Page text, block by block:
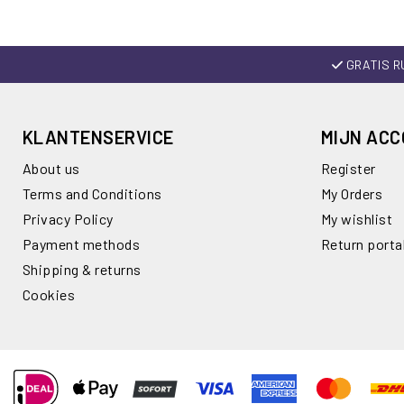
GRATIS
KLANTENSERVICE
About us
Terms and Conditions
Privacy Policy
Payment methods
Shipping & returns
Cookies
MIJN
Register
My Orders
My wishlist
Return portal